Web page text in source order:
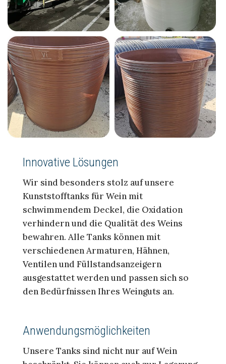
Innovative Lösungen
Wir sind besonders stolz auf unsere
Kunststofftanks für Wein mit
schwimmendem Deckel, die Oxidation
verhindern und die Qualität des Weins
bewahren. Alle Tanks können mit
verschiedenen Armaturen, Hähnen,
Ventilen und Füllstandsanzeigern
ausgestattet werden und passen sich so
den Bedürfnissen Ihres Weinguts an.
Anwendungsmöglichkeiten
Unsere Tanks sind nicht nur auf Wein